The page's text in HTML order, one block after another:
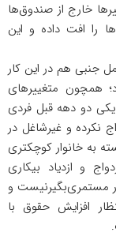
خارج از صندوق‌ها
را افت داده و این
جنبی هم در این کار
همچون متغییرهای
دو دهه قبل فردی
نکرده و غیرشاغل در
به خانوار کوچکتری
و ازدیاد بیکاری
مستمری‌بگیرنیست و
افزایش حقوق با